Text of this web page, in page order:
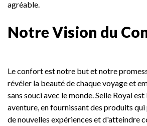
agréable.
Notre Vision du
Le confort est notre but et notre
révéler la beauté de chaque voyage et
sans souci avec le monde. Selle Royal
aventure, en fournissant des produits
de nouvelles expériences et d'atteindre